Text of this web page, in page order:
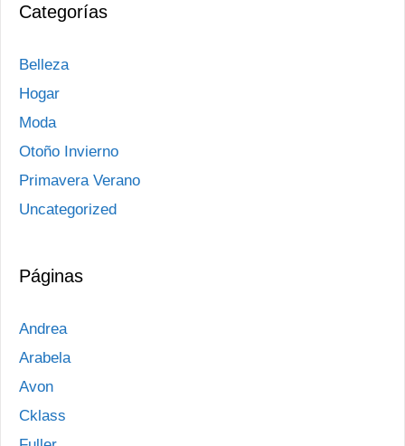
Categorías
Belleza
Hogar
Moda
Otoño Invierno
Primavera Verano
Uncategorized
Páginas
Andrea
Arabela
Avon
Cklass